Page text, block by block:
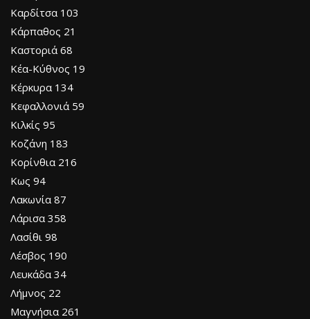
Καρδίτσα 103
Κάρπαθος 21
Καστοριά 68
Κέα-Κύθνος 19
Κέρκυρα 134
Κεφαλλονιά 59
Κιλκίς 95
Κοζάνη 183
Κορίνθια 216
Κως 94
Λακωνία 87
Λάρισα 358
Λασίθι 98
Λέσβος 190
Λευκάδα 34
Λήμνος 22
Μαγνήσια 261